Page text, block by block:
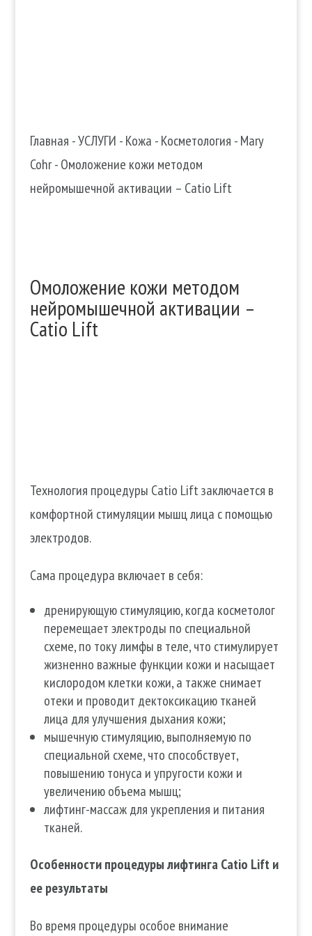
Главная -УСЛУГИ -Кожа -Косметология -Mary
Cohr-Омоложение кожи методом
нейромышечной активации – Catio Lift
Омоложение кожи методом
нейромышечной активации –
Catio Lift
Технология процедуры Catio Lift заключается в
комфортной стимуляции мышц лица с помощью
электродов.
Сама процедура включает в себя:
дренирующую стимуляцию, когда косметолог
перемещает электроды по специальной
схеме, по току лимфы в теле, что стимулирует
жизненно важные функции кожи и насыщает
кислородом клетки кожи, а также снимает
отеки и проводит дектоксикацию тканей
лица для улучшения дыхания кожи;
мышечную стимуляцию, выполняемую по
специальной схеме, что способствует,
повышению тонуса и упругости кожи и
увеличению объема мышц;
лифтинг-массаж для укрепления и питания
тканей.
Особенности процедуры лифтинга Catio Lift и
ее результаты
Во время процедуры особое внимание